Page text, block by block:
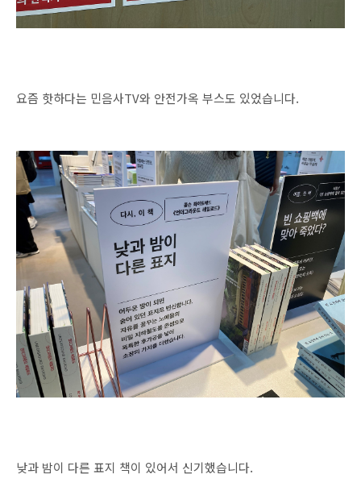
요즘 핫하다는 민음사TV와 안전가옥 부스도 있었습니다.
낮과 밤이 다른 표지 책이 있어서 신기했습니다.